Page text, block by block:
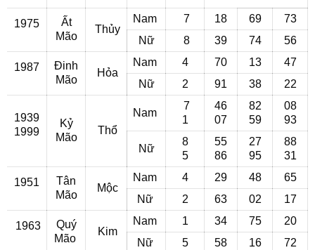
1975
Ất
Mão
Thủy
Nam 7 18 69
73
Nữ
8 39 74 56
1987
Đinh
Mão
Hỏa
Nam 4 70 13
47
Nữ
2 91 38 22
1939
1999
Kỷ
Mão
Thổ
Nam
7
1
46
07
82
59
08
93
Nữ
8
5
55
86
27
95
88
31
1951
Tân
Mão
Mộc
Nam 4 29 48
65
Nữ
2 63 02 17
1963
Quý
Mão
Kim
Nam 1 34 75
20
Nữ
5 58 16
72